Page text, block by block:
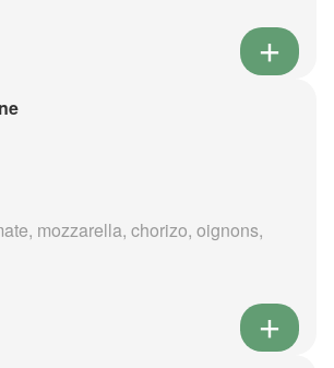
mozzarella, chorizo, oignons,